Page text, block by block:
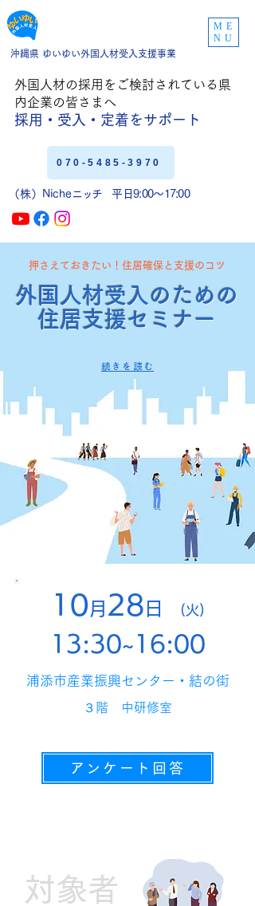
ME
NU
沖縄県 ゆいゆい外国人材受入支援事業
外国人材の採用をご検討されている県
内企業の皆さまへ
採用・受入・定着をサポート
070-5485-3970
（株）Nicheニッチ平日9:00〜17:00
押さえておきたい！住居確保と支援のコツ
外国人材受入のための
住居支援セミナー
続きを読む
10 月 28 日 (火)
13:30~16:00
浦添市産業振興センター・結の街
３階 中研修室
アンケート回答
対象者